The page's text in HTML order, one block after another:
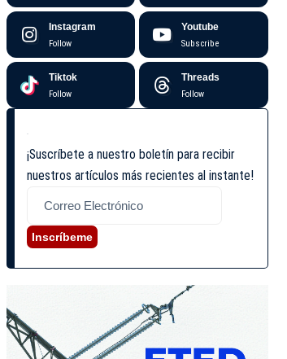
Instagram
Follow
Youtube
Subscribe
Tiktok
Follow
Threads
Follow
¡Suscríbete a nuestro boletín para recibir
nuestros artículos más recientes al instante!
Inscríbeme